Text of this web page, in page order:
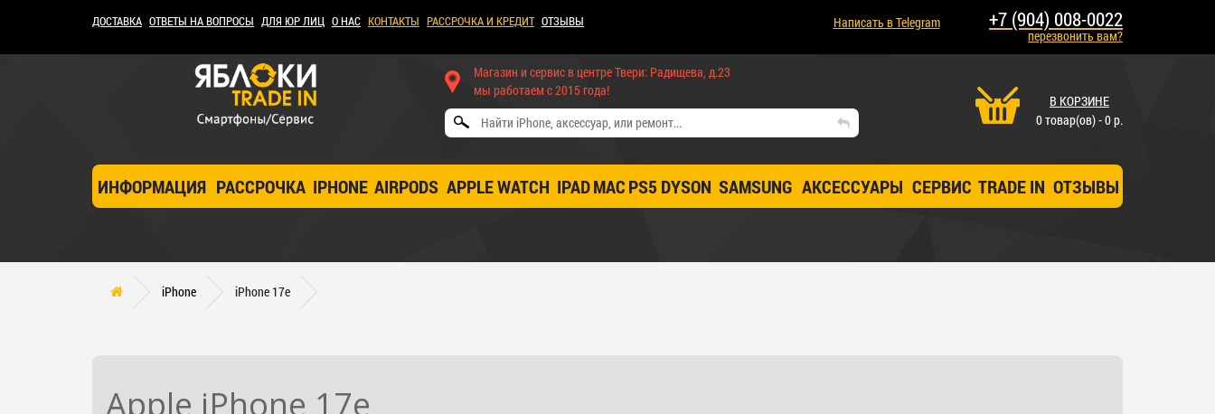
ДОСТАВКА ОТВЕТЫ НА ВОПРОСЫ ДЛЯ ЮР ЛИЦ О НАС КОНТАКТЫ РАССРОЧКА И КРЕДИТ ОТЗЫВЫ Написать в Telegram +7 (904) 008-0022
перезвонить вам?
Магазин и сервис в центре Твери: Радищева, д.23
мы работаем с 2015 года!
В КОРЗИНЕ
0 товар(ов) - 0 р.
ИНФОРМАЦИЯ РАССРОЧКА IPHONE AIRPODS APPLE WATCH IPADMACPS5 DYSON SAMSUNG АКСЕССУАРЫ СЕРВИС TRADE IN ОТЗЫВЫ
iPhone iPhone 17e
Apple iPhone 17e